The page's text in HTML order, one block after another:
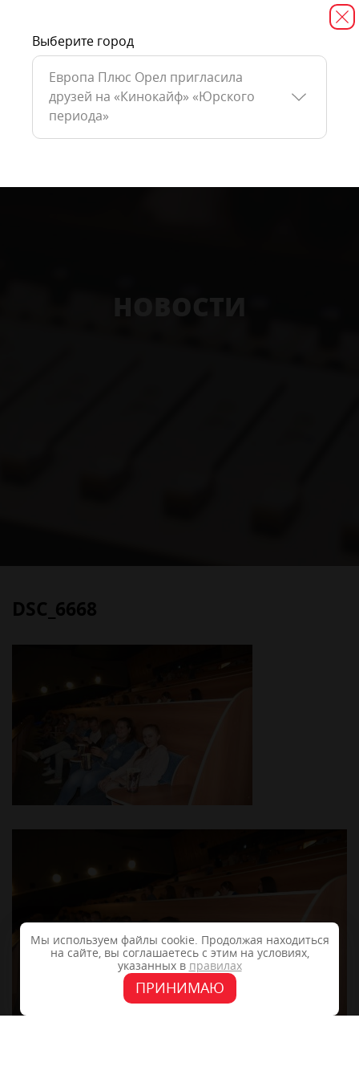
DSC_6668
Мы используем файлы cookie. Продолжая находиться
на сайте, вы соглашаетесь с этим на условиях,
указанных в правилах
ПРИНИМАЮ
Выберите город
Европа Плюс Орел пригласила
друзей на «Кинокайф» «Юрского
периода»